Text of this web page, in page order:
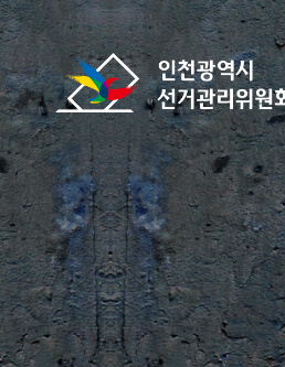
바로가기 메뉴